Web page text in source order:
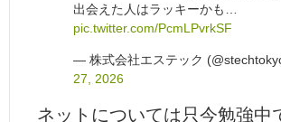
出会えた人はラッキーかも…
pic.twitter.com/PcmLPvrkSF
— 株式会社エステック
27, 2026
ネットについては只今勉強中